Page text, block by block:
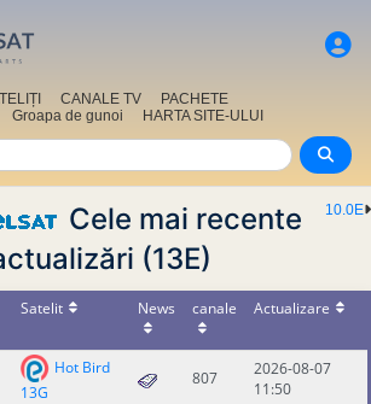
CANALE TV
PACHETE
Groapa de gunoi HARTA SITE-ULUI
10.0E
Cele mai recente
(13E)
Satelit News canale Actualizare
Hot Bird
13G
807
2026-08-07
11:50